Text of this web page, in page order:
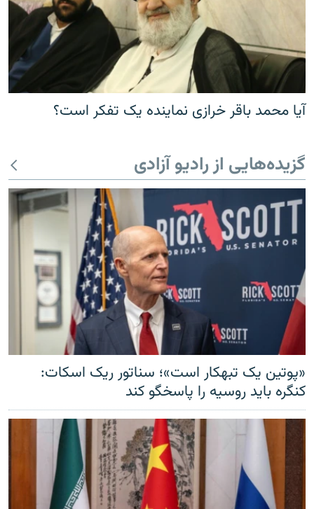
آیا محمد باقر خرازی نماینده یک تفکر است؟
گزیده‌هایی از رادیو آزادی
«پوتین یک تبهکار است»؛ سناتور ریک اسکات:
کنگره باید روسیه را پاسخگو کند